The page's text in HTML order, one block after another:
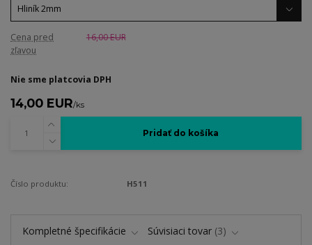
Cena pred
zľavou
16,00 EUR
Nie sme platcovia DPH
14,00 EUR/ks
Pridať do košíka
Číslo produktu: H511
Kompletné špecifikácie Súvisiaci tovar 3